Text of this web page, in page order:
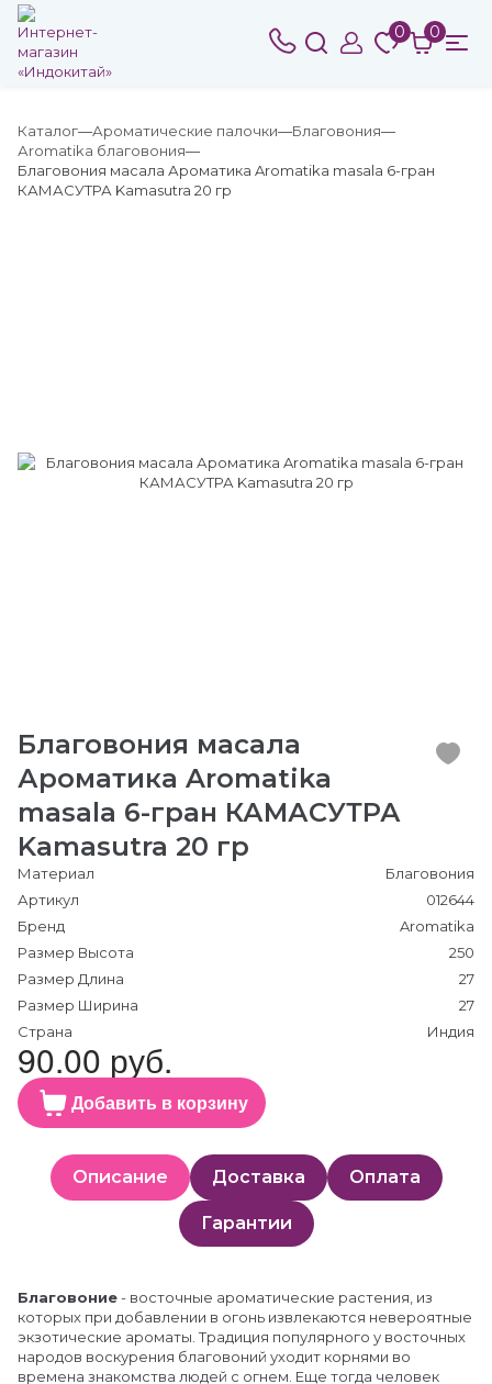
0 0
Каталог Ароматические палочки
Благовония
Аromatika благовония
Благовония масала Ароматика Aromatika masala 6-гран
КАМАСУТРА Kamasutra 20 гр
Благовония масала
Ароматика Aromatika
masala 6-гран КАМАСУТРА
Kamasutra 20 гр
Материал
Благовония
Артикул
012644
Бренд
Aromatika
Размер Высота
250
Размер Длина
27
Размер Ширина
27
Страна
Индия
90.00 руб.
Добавить в корзину
Описание Доставка Оплата
Гарантии
Благовоние- восточные ароматические растения, из
которых при добавлении в огонь извлекаются невероятные
экзотические ароматы. Традиция популярного у восточных
народов воскурения благовоний уходит корнями во
времена знакомства людей с огнем. Еще тогда человек